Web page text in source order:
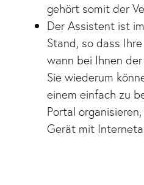
gehört somit der
Der Assistent ist
Stand, so dass
wann bei Ihnen
Sie wiederum
einem einfach zu
Portal
Gerät mit